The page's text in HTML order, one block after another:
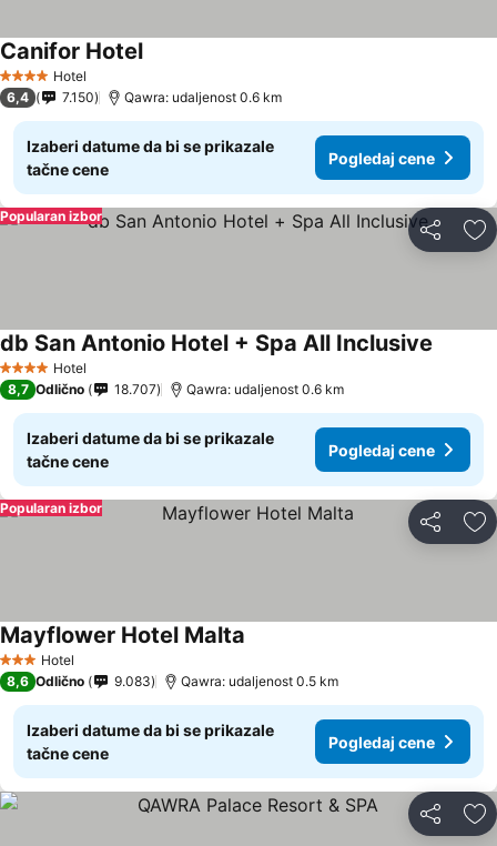
4 ZvezdiceHotel
Canifor Hotel
6,4 7.150 Qawra: udaljenost 0.6 km
Izaberi datume da bi se prikazale
tačne cene
Pogledaj cene
Deli
Popularan izbor
4 ZvezdiceHotel
db San Antonio Hotel + Spa All Inclusive
8,7 Odlično 18.707 Qawra: udaljenost 0.6 km
Izaberi datume da bi se prikazale
tačne cene
Pogledaj cene
Deli
Popularan izbor
3 Zvezdice
Hotel
Mayflower Hotel Malta
8,6 Odlično 9.083 Qawra: udaljenost 0.5 km
Izaberi datume da bi se prikazale
tačne cene
Pogledaj cene
Deli